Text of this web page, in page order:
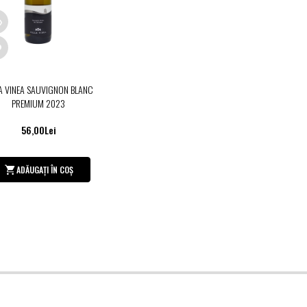
VINEA SAUVIGNON BLANC
PREMIUM 2023
56,00Lei
ADĂUGAȚI ÎN COȘ